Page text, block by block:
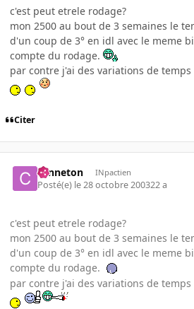
c'est peut etrele rodage?
mon 2500 au bout de 3 semaines le
d'un coup de 3° en idl avec le meme
compte du rodage.
par contre j'ai des variations de
Citer
canneton INpactien
Posté(e) le 28 octobre 200322 a
c'est peut etrele rodage?
mon 2500 au bout de 3 semaines le
d'un coup de 3° en idl avec le meme
compte du rodage.
par contre j'ai des variations de